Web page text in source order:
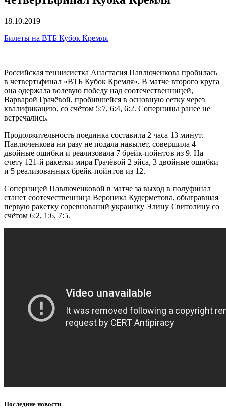
18.10.2019
Билеты на ВТБ Кубок Кремля
Российская теннисистка Анастасия Павлюченкова пробилась
в четвертьфинал «ВТБ Кубок Кремля». В матче второго круга
она одержала волевую победу над соотечественницей,
Варварой Грачёвой, пробившейся в основную сетку через
квалификацию, со счётом 5:7, 6:4, 6:2. Соперницы ранее не
встречались.
Продолжительность поединка составила 2 часа 13 минут.
Павлюченкова ни разу не подала навылет, совершила 4
двойные ошибки и реализовала 7 брейк-пойнтов из 9. На
счету 121-й ракетки мира Грачёвой 2 эйса, 3 двойные ошибки
и 5 реализованных брейк-пойнтов из 12.
Соперницей Павлюченковой в матче за выход в полуфинал
станет соотечественница Вероника Кудерметова, обыгравшая
первую ракетку соревнований украинку Элину Свитолину со
счётом 6:2, 1:6, 7:5.
Последние новости